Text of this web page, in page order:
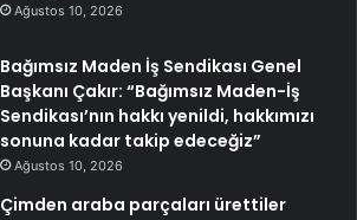
Ağustos 10, 2026
Bağımsız Maden İş Sendikası Genel
Başkanı Çakır: “Bağımsız Maden-İş
Sendikası’nın hakkı yenildi, hakkımızı
sonuna kadar takip edeceğiz”
Ağustos 10, 2026
Çimden araba parçaları ürettiler